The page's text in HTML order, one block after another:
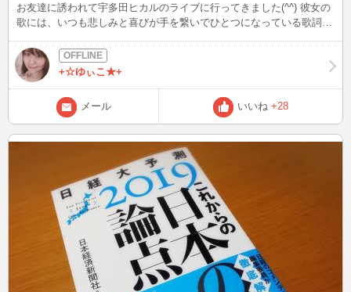
お友達に誘われて宇多田ヒカルのライブに行ってきました(^^) 彼女の
歌には、いつも悲しみと喜びが手を繋いでひとつになっている歌詞が
温かくなります(∩´∀`∩) 1曲目の「あなた」の あなたのいない世界じ
ゃ 歌い出しが、聴こえた瞬間に もうウルウル… 生きていると、悲し
みと喜びが手をつないで向かってきますが。 自分らしくこれからも
ゆっくり歩んで行こうと思います(^^)
+☆ゆぃこ★+
メール いいね +28